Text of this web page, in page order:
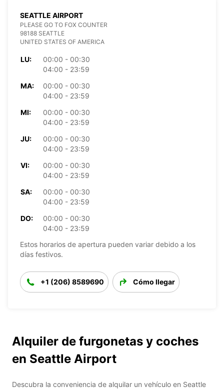
SEATTLE AIRPORT
PLEASE GO TO FOX COUNTER
98188 SEATTLE
UNITED STATES OF AMERICA
LU:
00:00 - 00:30
04:00 - 23:59
MA:
00:00 - 00:30
04:00 - 23:59
MI:
00:00 - 00:30
04:00 - 23:59
JU:
00:00 - 00:30
04:00 - 23:59
VI:
00:00 - 00:30
04:00 - 23:59
SA:
00:00 - 00:30
04:00 - 23:59
DO:
00:00 - 00:30
04:00 - 23:59
Estos horarios de apertura pueden variar debido a los
días festivos.
+1 (206) 8589690 Cómo llegar
Alquiler de furgonetas y coches
en Seattle Airport
Descubra la conveniencia de alquilar un vehículo en Seattle